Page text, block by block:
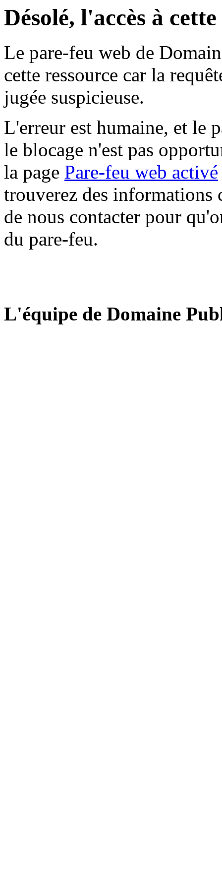
Désolé, l'accès à
Le pare-feu web de
cette ressource car la
jugée suspicieuse.
L'erreur est humaine, et le
le blocage n'est pas
la page Pare-feu web activé
trouverez des informations
de nous contacter pour
du pare-feu.
L'équipe de Domaine